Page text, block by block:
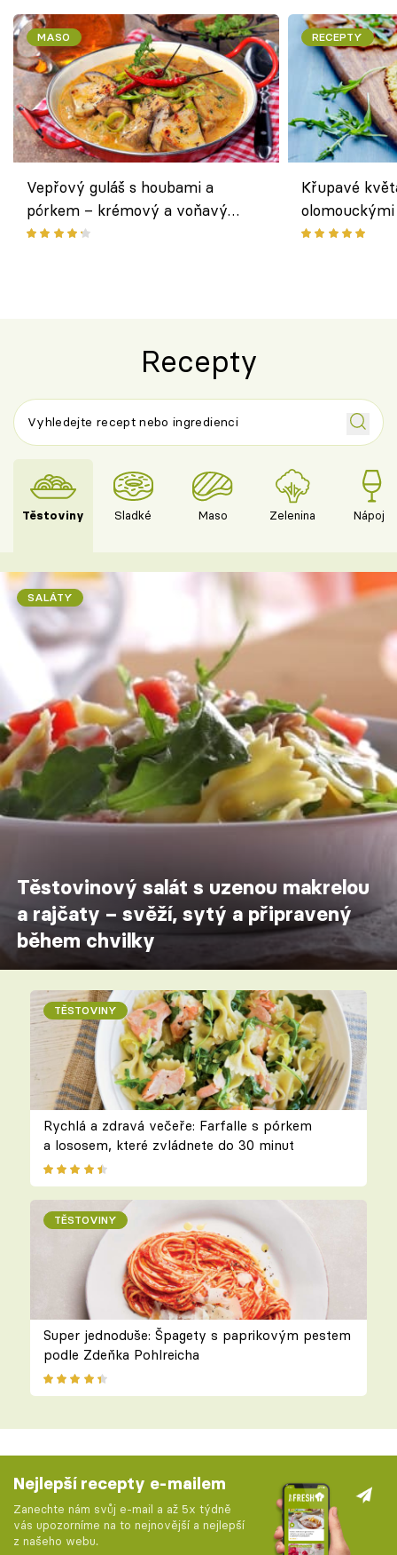
MASO
Vepřový guláš s houbami a
pórkem – krémový a voňavý
pokrm z jednoho hrnce
RECEPTY
Křupavé
bezlepkový
Recepty
Těstoviny Sladké Maso Zelenina Nápoje
SALÁTY
Těstovinový salát s uzenou makrelou
a rajčaty – svěží, sytý a připravený
během chvilky
TĚSTOVINY
Rychlá a zdravá večeře: Farfalle s pórkem
a lososem, které zvládnete do 30 minut
TĚSTOVINY
Super jednoduše: Špagety s paprikovým pestem
podle Zdeňka Pohlreicha
Nejlepší recepty e-mailem
Zanechte nám svůj e-mail a až 5x týdně
vás upozorníme na to nejnovější a nejlepší
z našeho webu.